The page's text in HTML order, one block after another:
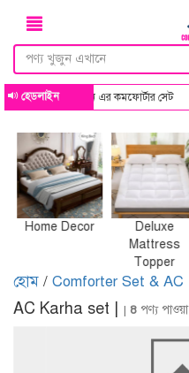
হেডলাইন
কম্বিনেশন এর কমফোর্টার সেট
Home Decor
Deluxe
Mattress
Topper
হোম / Comforter Set &
AC Karha set | | 8 পণ্য